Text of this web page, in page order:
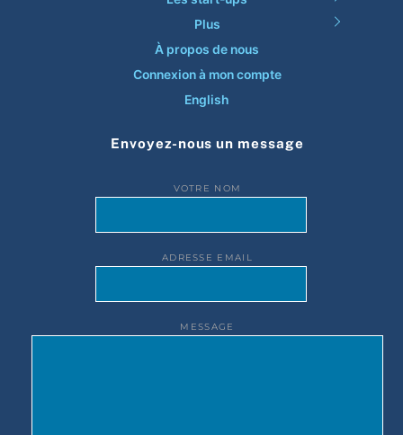
Plus
À propos de nous
Connexion à mon compte
English
Envoyez-nous un message
VOTRE NOM
ADRESSE EMAIL
MESSAGE